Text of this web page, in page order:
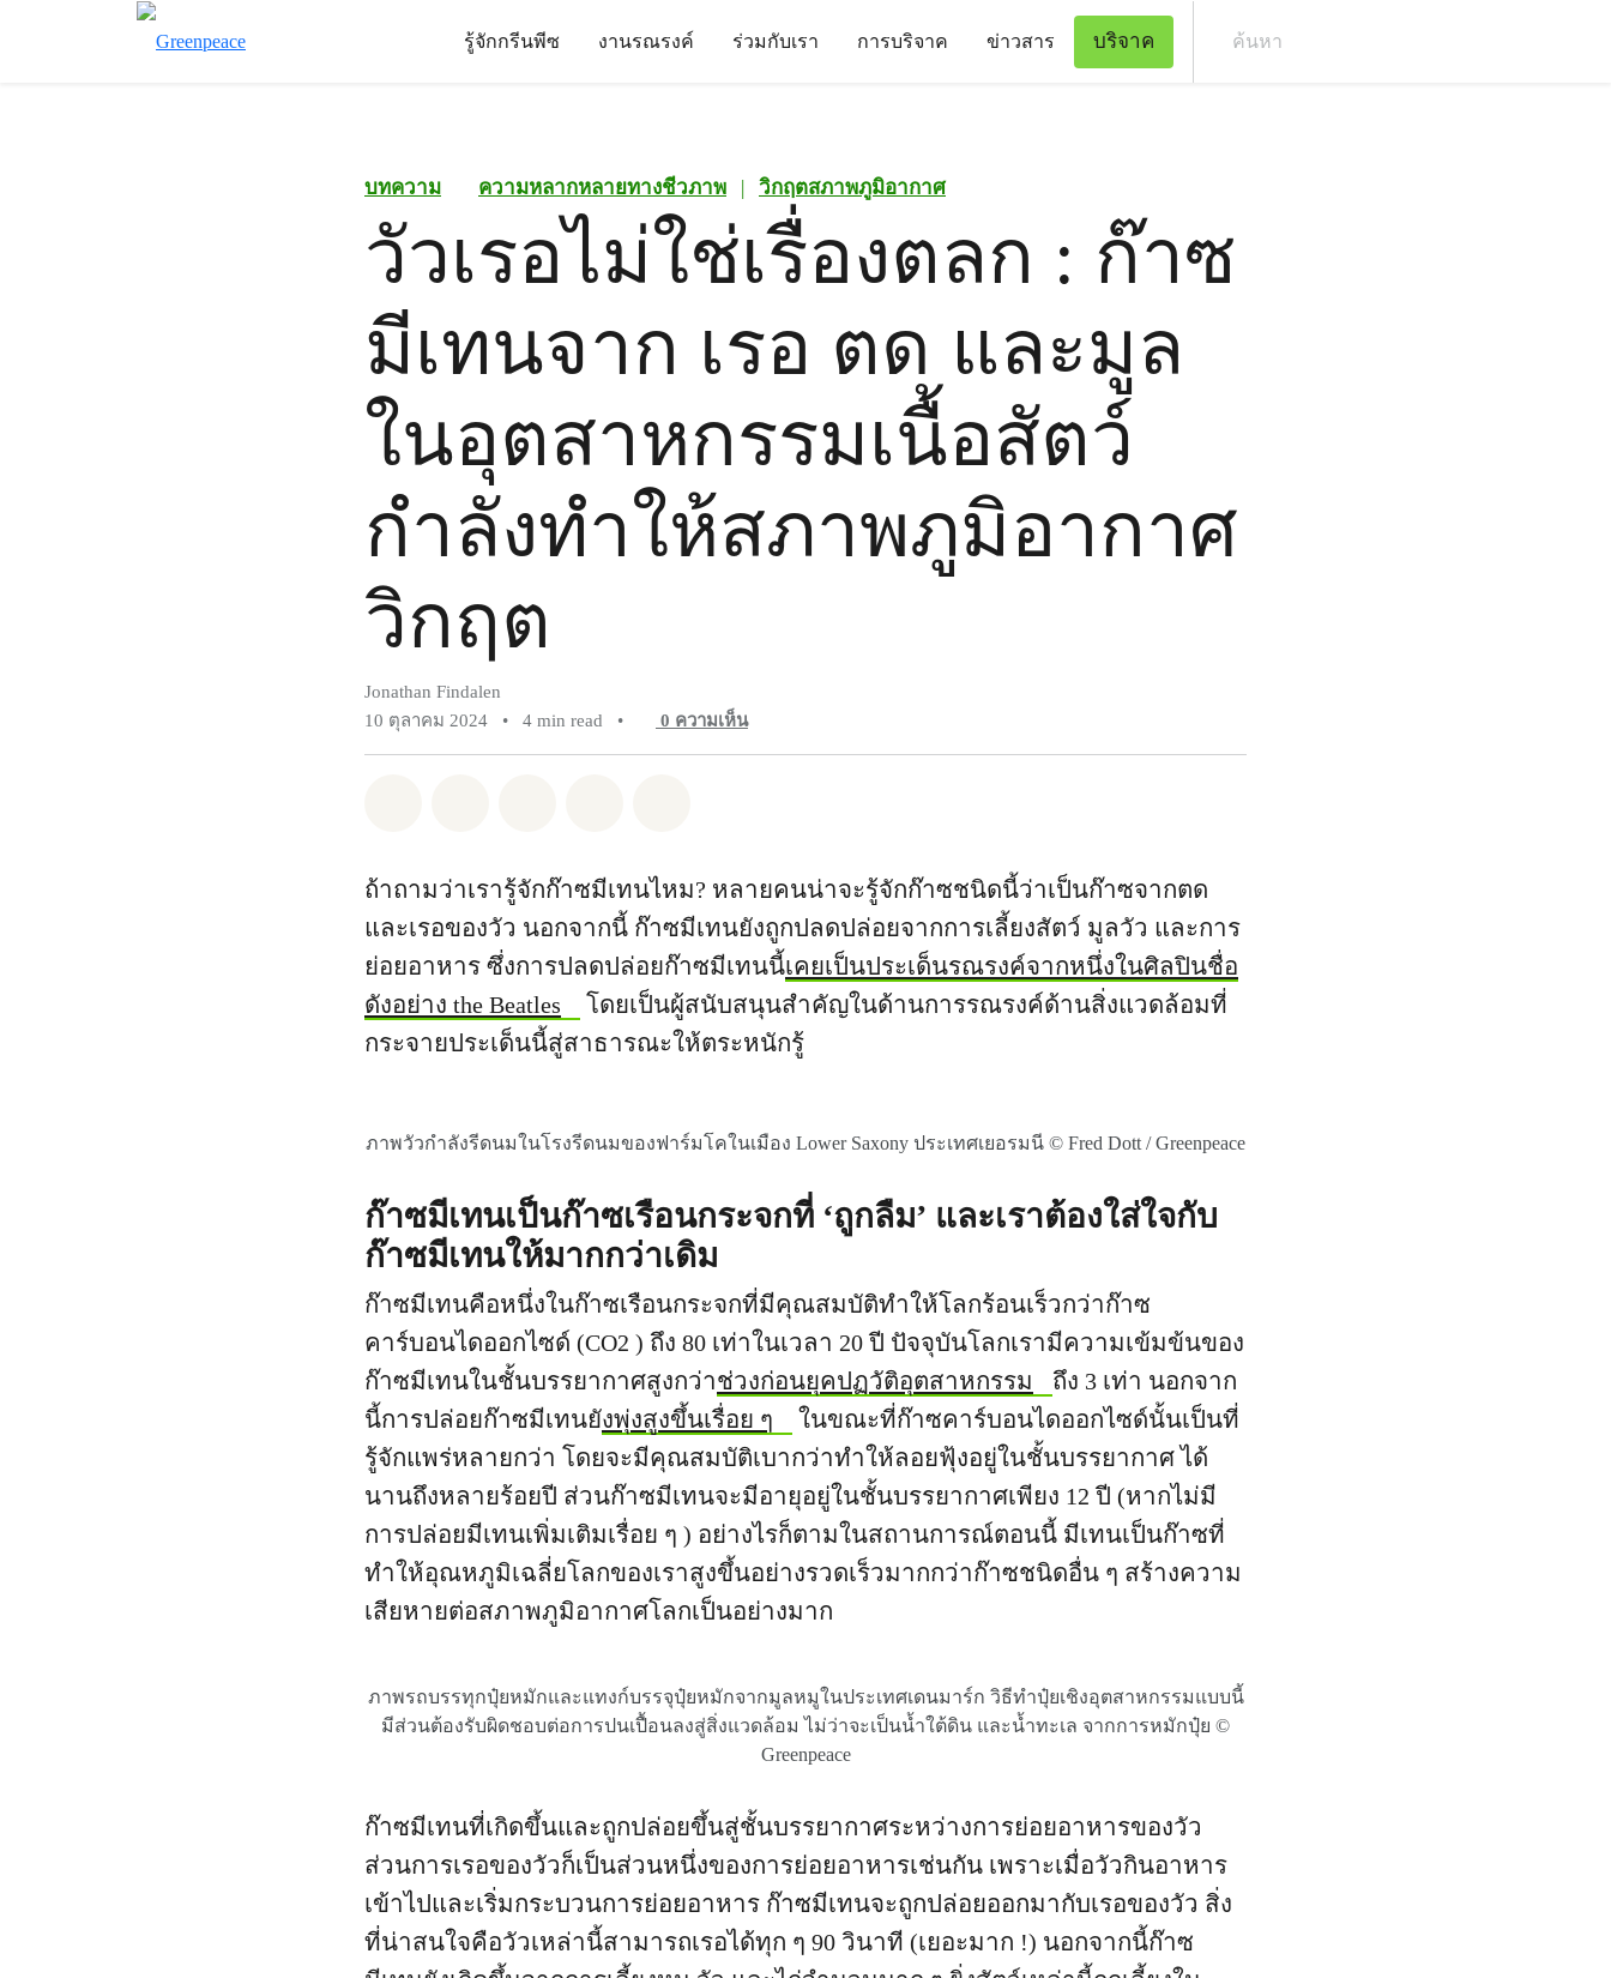
รู้จักกรีนพีซ งานรณรงค์ ร่วมกับเรา การบริจาค ข่าวสาร บริจาค
บทความ ความหลากหลายทางชีวภาพ | วิกฤตสภาพภูมิอากาศ
วัวเรอไม่ใช่เรื่องตลก : ก๊าซ
มีเทนจาก เรอ ตด และมูล
ในอุตสาหกรรมเนื้อสัตว์
กำลังทำให้สภาพภูมิอากาศ
วิกฤต
Jonathan Findalen
10 ตุลาคม 2024
• 4 min read • 0 ความเห็น
ถ้าถามว่าเรารู้จักก๊าซมีเทนไหม? หลายคนน่าจะรู้จักก๊าซชนิดนี้ว่าเป็นก๊าซจากตด
และเรอของวัว นอกจากนี้ ก๊าซมีเทนยังถูกปลดปล่อยจากการเลี้ยงสัตว์ มูลวัว และการ
ย่อยอาหาร ซึ่งการปลดปล่อยก๊าซมีเทนนี้เคยเป็นประเด็นรณรงค์จากหนึ่งในศิลปินชื่อ
ดังอย่าง the Beatles
โดยเป็นผู้สนับสนุนสำคัญในด้านการรณรงค์ด้านสิ่งแวดล้อมที่
กระจายประเด็นนี้สู่สาธารณะให้ตระหนักรู้
ภาพวัวกำลังรีดนมในโรงรีดนมของฟาร์มโคในเมือง Lower Saxony ประเทศเยอรมนี © Fred Dott / Greenpeace
ก๊าซมีเทนเป็นก๊าซเรือนกระจกที่ ‘ถูกลืม’ และเราต้องใส่ใจกับ
ก๊าซมีเทนให้มากกว่าเดิม
ก๊าซมีเทนคือหนึ่งในก๊าซเรือนกระจกที่มีคุณสมบัติทำให้โลกร้อนเร็วกว่าก๊าซ
คาร์บอนไดออกไซด์ (CO2 ) ถึง 80 เท่าในเวลา 20 ปี ปัจจุบันโลกเรามีความเข้มข้นของ
ก๊าซมีเทนในชั้นบรรยากาศสูงกว่าช่วงก่อนยุคปฏวัติอุตสาหกรรม
ถึง 3 เท่า นอกจาก
นี้การปล่อยก๊าซมีเทนยังพุ่งสูงขึ้นเรื่อย ๆ
ในขณะที่ก๊าซคาร์บอนไดออกไซด์นั้นเป็นที่
รู้จักแพร่หลายกว่า โดยจะมีคุณสมบัติเบากว่าทำให้ลอยฟุ้งอยู่ในชั้นบรรยากาศ ได้
นานถึงหลายร้อยปี ส่วนก๊าซมีเทนจะมีอายุอยู่ในชั้นบรรยากาศเพียง 12 ปี (หากไม่มี
การปล่อยมีเทนเพิ่มเติมเรื่อย ๆ ) อย่างไรก็ตามในสถานการณ์ตอนนี้ มีเทนเป็นก๊าซที่
ทำให้อุณหภูมิเฉลี่ยโลกของเราสูงขึ้นอย่างรวดเร็วมากกว่าก๊าซชนิดอื่น ๆ สร้างความ
เสียหายต่อสภาพภูมิอากาศโลกเป็นอย่างมาก
ภาพรถบรรทุกปุ๋ยหมักและแทงก์บรรจุปุ๋ยหมักจากมูลหมูในประเทศเดนมาร์ก วิธีทำปุ๋ยเชิงอุตสาหกรรมแบบนี้
มีส่วนต้องรับผิดชอบต่อการปนเปื้อนลงสู่สิ่งแวดล้อม ไม่ว่าจะเป็นน้ำใต้ดิน และน้ำทะเล จากการหมักปุ๋ย ©
Greenpeace
ก๊าซมีเทนที่เกิดขึ้นและถูกปล่อยขึ้นสู่ชั้นบรรยากาศระหว่างการย่อยอาหารของวัว
ส่วนการเรอของวัวก็เป็นส่วนหนึ่งของการย่อยอาหารเช่นกัน เพราะเมื่อวัวกินอาหาร
เข้าไปและเริ่มกระบวนการย่อยอาหาร ก๊าซมีเทนจะถูกปล่อยออกมากับเรอของวัว สิ่ง
ที่น่าสนใจคือวัวเหล่านี้สามารถเรอได้ทุก ๆ 90 วินาที (เยอะมาก !) นอกจากนี้ก๊าซ